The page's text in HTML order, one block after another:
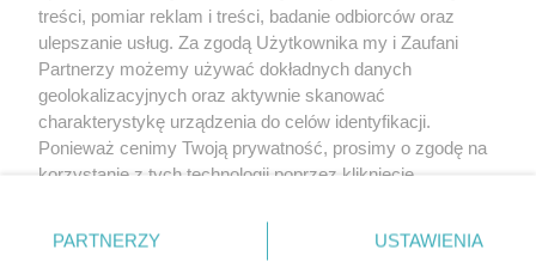
O nas
treści, pomiar reklam i treści, badanie odbiorców oraz
ulepszanie usług. Za zgodą Użytkownika my i Zaufani
Partnerzy możemy używać dokładnych danych
geolokalizacyjnych oraz aktywnie skanować
charakterystykę urządzenia do celów identyfikacji.
Ponieważ cenimy Twoją prywatność, prosimy o zgodę na
korzystanie z tych technologii poprzez kliknięcie
zmienić/wycofać klikając przycisk ustawień prywatności
znajdujący się w lewym dolnym rogu strony
PARTNERZY USTAWIENIA